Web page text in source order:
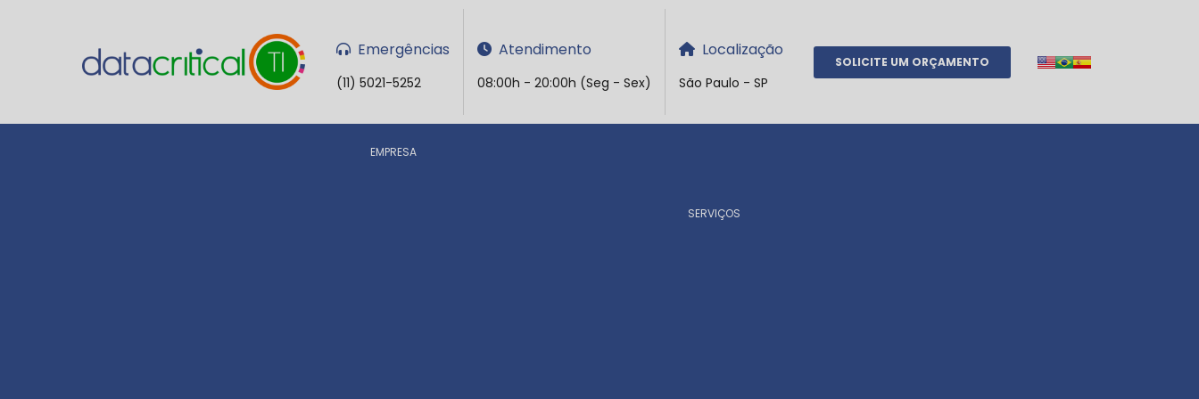
Emergências
(11) 5021-5252
Atendimento
08:00h - 20:00h (Seg - Sex)
Localização
São Paulo - SP
SOLICITE UM ORÇAMENTO
EMPRESA
SERVIÇOS